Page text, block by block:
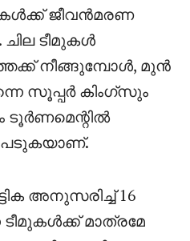
ജീവൻമരണ
ചില ടീമുകൾ
നീങ്ങുമ്പോൾ, മുൻ
സൂപ്പർ കിംഗ്‌സും
അനുസരിച്ച് 16
മാത്രമേ